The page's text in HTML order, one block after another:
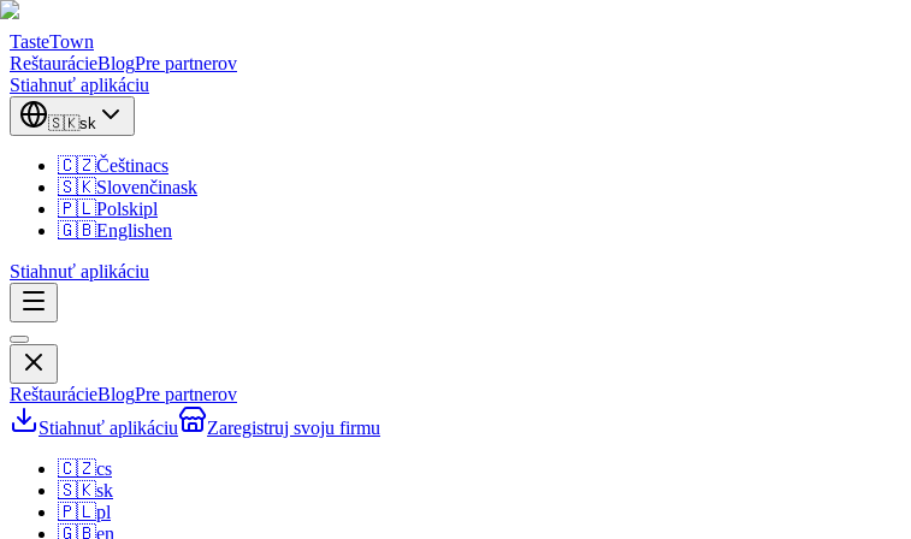
TasteTown
ReštaurácieBlogPre partnerov
Stiahnuť aplikáciu
🇸🇰sk
🇨🇿Češtinacs
🇸🇰Slovenčinask
🇵🇱Polskipl
🇬🇧Englishen
Stiahnuť aplikáciu
ReštaurácieBlogPre partnerov
Stiahnuť aplikáciu
Zaregistruj svoju firmu
🇨🇿cs
🇸🇰sk
🇵🇱pl
🇬🇧en